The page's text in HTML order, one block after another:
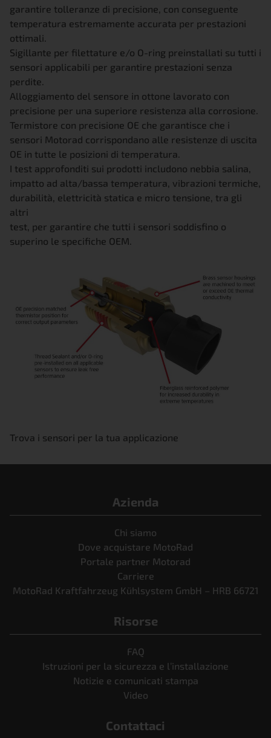
garantire tolleranze di precisione, con conseguente
temperatura estremamente accurata per prestazioni
ottimali.
Sigillante per filettature e/o O-ring preinstallati su tutti i
sensori applicabili per garantire prestazioni senza
perdite.
Alloggiamento del sensore in ottone lavorato con
precisione per una superiore resistenza alla corrosione.
Termistore con precisione OE che garantisce che i
sensori Motorad corrispondano alle resistenze di uscita
OE in tutte le posizioni di temperatura.
I test approfonditi sui prodotti includono nebbia salina,
impatto ad alta/bassa temperatura, vibrazioni termiche,
durabilità, elettricità statica e micro tensione, tra gli
altri
test, per garantire che tutti i sensori soddisfino o
superino le specifiche OEM.
Trova i sensori per la tua applicazione
Azienda
Chi siamo
Dove acquistare MotoRad
Portale partner Motorad
Carriere
MotoRad Kraftfahrzeug Kühlsystem GmbH – HRB 66721
Risorse
FAQ
Istruzioni per la sicurezza e l’installazione
Notizie e comunicati stampa
Video
Contattaci